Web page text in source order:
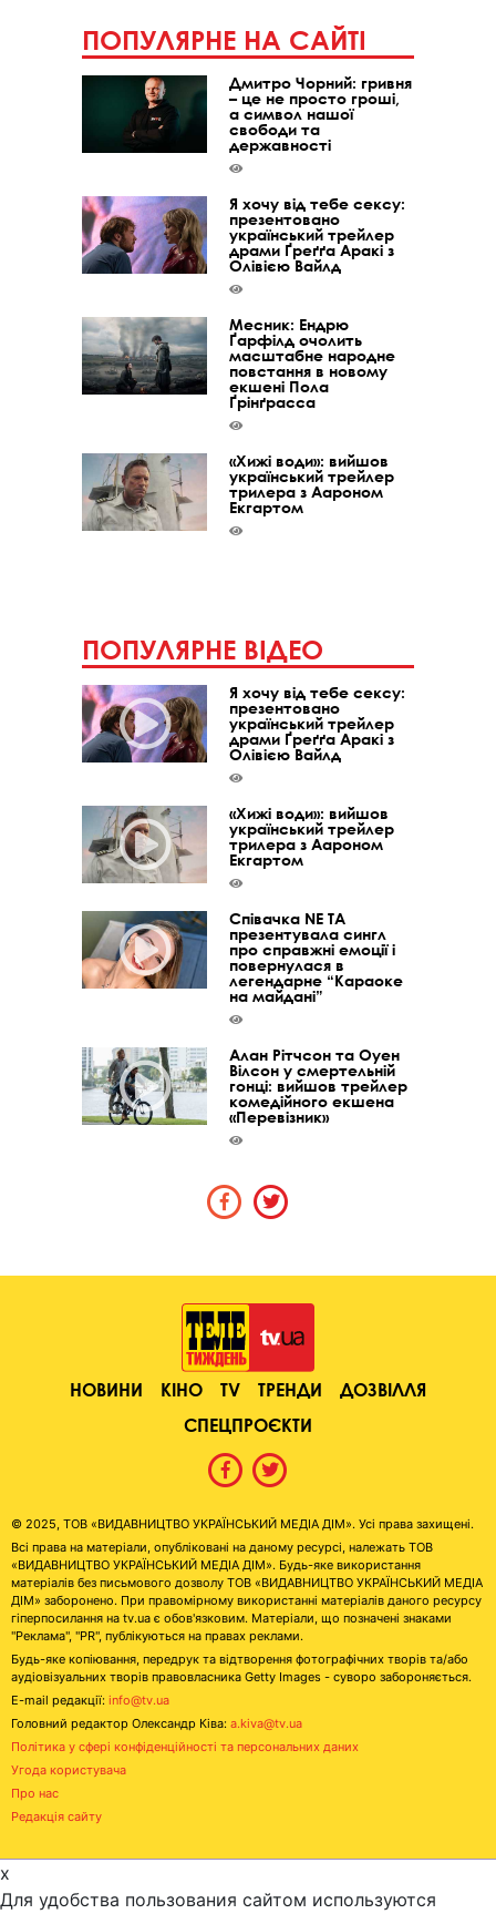
ПОПУЛЯРНЕ НА САЙТІ
Дмитро Чорний: гривня
– це не просто гроші,
а символ нашої
свободи та
державності
Я хочу від тебе сексу:
презентовано
український трейлер
драми Ґреґґа Аракі з
Олівією Вайлд
Месник: Ендрю
Ґарфілд очолить
масштабне народне
повстання в новому
екшені Пола
Ґрінґрасса
«Хижі води»: вийшов
український трейлер
трилера з Аароном
Екгартом
ПОПУЛЯРНЕ ВІДЕО
Я хочу від тебе сексу:
презентовано
український трейлер
драми Ґреґґа Аракі з
Олівією Вайлд
«Хижі води»: вийшов
український трейлер
трилера з Аароном
Екгартом
Співачка NE TA
презентувала сингл
про справжні емоції і
повернулася в
легендарне “Караоке
на майдані”
Алан Рітчсон та Оуен
Вілсон у смертельній
гонці: вийшов трейлер
комедійного екшена
«Перевізник»
НОВИНИ КІНО TV ТРЕНДИ
ДОЗВІЛЛЯ
СПЕЦПРОЄКТИ
© 2025, ТОВ «ВИДАВНИЦТВО УКРАЇНСЬКИЙ МЕДІА ДІМ». Усі права захищені.
Всі права на матеріали, опубліковані на даному ресурсі, належать ТОВ
«ВИДАВНИЦТВО УКРАЇНСЬКИЙ МЕДІА ДІМ». Будь-яке використання
матеріалів без письмового дозволу ТОВ «ВИДАВНИЦТВО УКРАЇНСЬКИЙ МЕДІА
ДІМ» заборонено. При правомірному використанні матеріалів даного ресурсу
гіперпосилання на tv.ua є обов'язковим. Матеріали, що позначені знаками
"Реклама", "PR", публікуються на правах реклами.
Будь-яке копіювання, передрук та відтворення фотографічних творів та/або
аудіовізуальних творів правовласника Getty Images - суворо забороняється.
E-mail редакції: info@tv.ua
Головний редактор Олександр Ківа: a.kiva@tv.ua
Політика у сфері конфіденційності та персональних даних
Угода користувача
Про нас
Редакція сайту
x
Для удобства пользования сайтом используются